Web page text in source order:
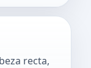
recta,